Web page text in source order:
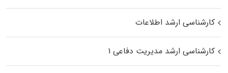
کارشناسی ارشد اطلاعات
کارشناسی ارشد مدیریت دفاعی ۱